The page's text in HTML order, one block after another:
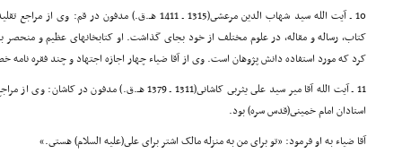
کتاب، رساله و مقاله، در علوم مختلف از خود بجاى گذاشت. او کتابخانهاى عظیم و
کرد که مورد استفاده دانش پژوهان است. وى از آقا ضیاء چهار اجازه اجتهاد و چند فقره
11 ـ آیت الله آقا میر سید على یثربى کاشانى(1311 ـ 1379
استادان امام خمینى(قدس سره) بود.
آقا ضیاء به او فرمود: «تو براى من به منزله مالک اشتر براى على(علیه السلام) هستى.»